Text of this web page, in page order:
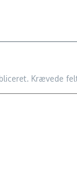
Krævede